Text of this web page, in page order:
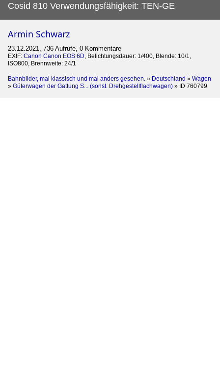
Cosid 810 Verwendungsfähigkeit: TEN-GE
Armin Schwarz
23.12.2021, 736 Aufrufe, 0 Kommentare
EXIF: Canon Canon EOS 6D , Belichtungsdauer: 1/400, Blende: 10/1,
ISO800, Brennweite: 24/1
Bahnbilder, mal klassisch und mal anders gesehen. » Deutschland » Wagen
» Güterwagen der Gattung S... (sonst. Drehgestellflachwagen) » ID 760799